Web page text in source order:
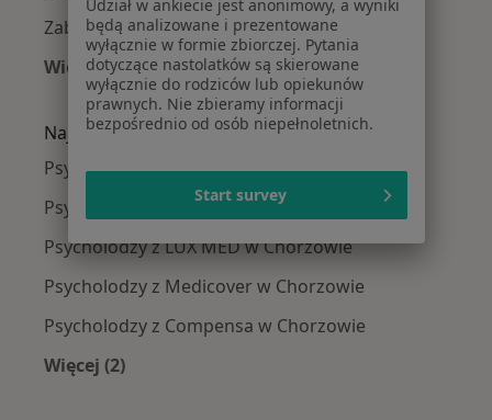
Zaburzenia nastroju w Chorzowie
Więcej (15)
Więcej w kategorii: Najczęście leczone
Najpopularniejsze ubezpieczenia
Psycholodzy z NFZ w Chorzowie
Psycholodzy z PZU Zdrowie w Chorzowie
Psycholodzy z LUX MED w Chorzowie
Psycholodzy z Medicover w Chorzowie
Psycholodzy z Compensa w Chorzowie
Więcej (2)
Udział w ankiecie jest anonimowy, a wyniki
będą analizowane i prezentowane
wyłącznie w formie zbiorczej. Pytania
dotyczące nastolatków są skierowane
wyłącznie do rodziców lub opiekunów
prawnych. Nie zbieramy informacji
bezpośrednio od osób niepełnoletnich.
Start survey